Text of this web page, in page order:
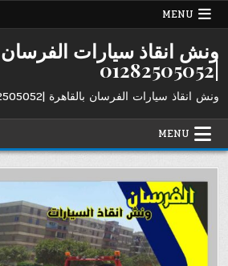
Skip
MENU
ونش انقاذ سيارات الفرسان
|01282505052
ونش انقاذ سيارات الفرسان بالقاهرة |01282505052
MENU